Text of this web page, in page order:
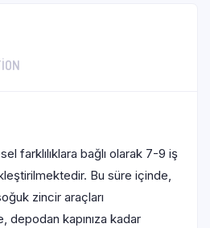
farklılıklara bağlı olarak 7-9 iş
Bu süre içinde,
zincir araçları
depodan kapınıza kadar